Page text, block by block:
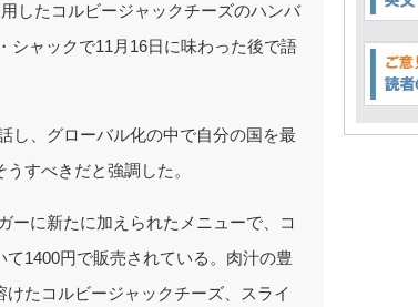
したコルビージャックチーズのハンバ
シャックで11月16日に味わった後で語
し、グローバル化の中で自分の国を最
すべきだと強調した。
ーに新たに加えられたメニューで、コ
1400円で販売されている。肉汁の豊
たコルビージャックチーズ、スライ